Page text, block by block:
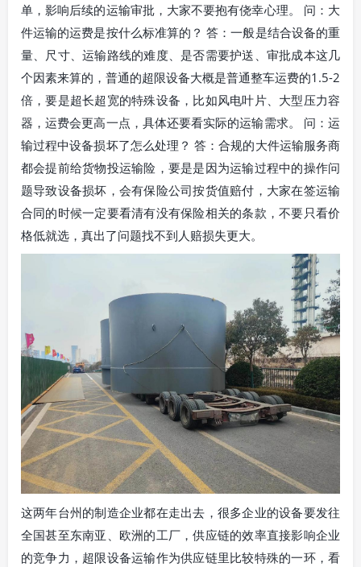
单，影响后续的运输审批，大家不要抱有侥幸心理。 问：大
件运输的运费是按什么标准算的？ 答：一般是结合设备的重
量、尺寸、运输路线的难度、是否需要护送、审批成本这几
个因素来算的，普通的超限设备大概是普通整车运费的1.5-2
倍，要是超长超宽的特殊设备，比如风电叶片、大型压力容
器，运费会更高一点，具体还要看实际的运输需求。 问：运
输过程中设备损坏了怎么处理？ 答：合规的大件运输服务商
都会提前给货物投运输险，要是是因为运输过程中的操作问
题导致设备损坏，会有保险公司按货值赔付，大家在签运输
合同的时候一定要看清有没有保险相关的条款，不要只看价
格低就选，真出了问题找不到人赔损失更大。
这两年台州的制造企业都在走出去，很多企业的设备要发往
全国甚至东南亚、欧洲的工厂，供应链的效率直接影响企业
的竞争力，超限设备运输作为供应链里比较特殊的一环，看